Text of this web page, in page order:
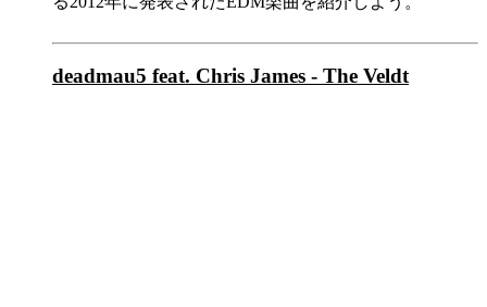
deadmau5 feat. Chris James - The Veldt